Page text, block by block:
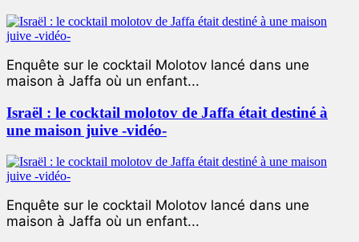
Enquête sur le cocktail Molotov lancé dans une
maison à Jaffa où un enfant...
Israël : le cocktail molotov de Jaffa était destiné à
une maison juive -vidéo-
Enquête sur le cocktail Molotov lancé dans une
maison à Jaffa où un enfant...